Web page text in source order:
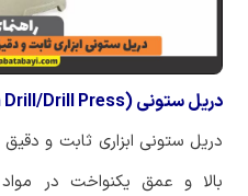
دریل ستونی (Bench Drill/Drill Press)
‏دریل ستونی ابزاری ثابت و
بالا و عمق یکنواخت در